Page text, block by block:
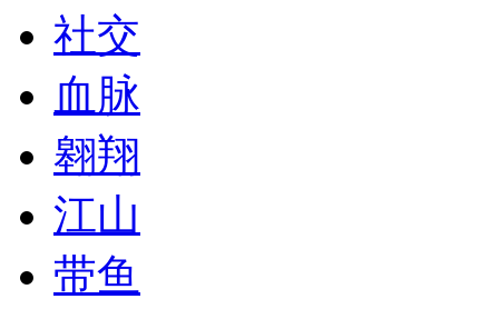
社交
血脉
翱翔
江山
带鱼